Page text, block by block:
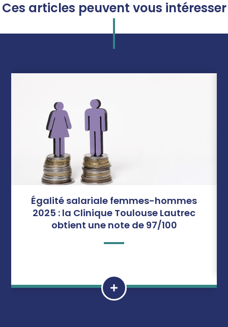
Ces articles peuvent vous intéresser
Égalité salariale femmes-hommes
2025 : la Clinique Toulouse Lautrec
obtient une note de 97/100